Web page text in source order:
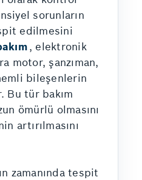
sorunların
edilmesini
, elektronik
motor, şanzıman,
bileşenlerin
Bu tür bakım
ömürlü olmasını
artırılmasını
zamanında tespit